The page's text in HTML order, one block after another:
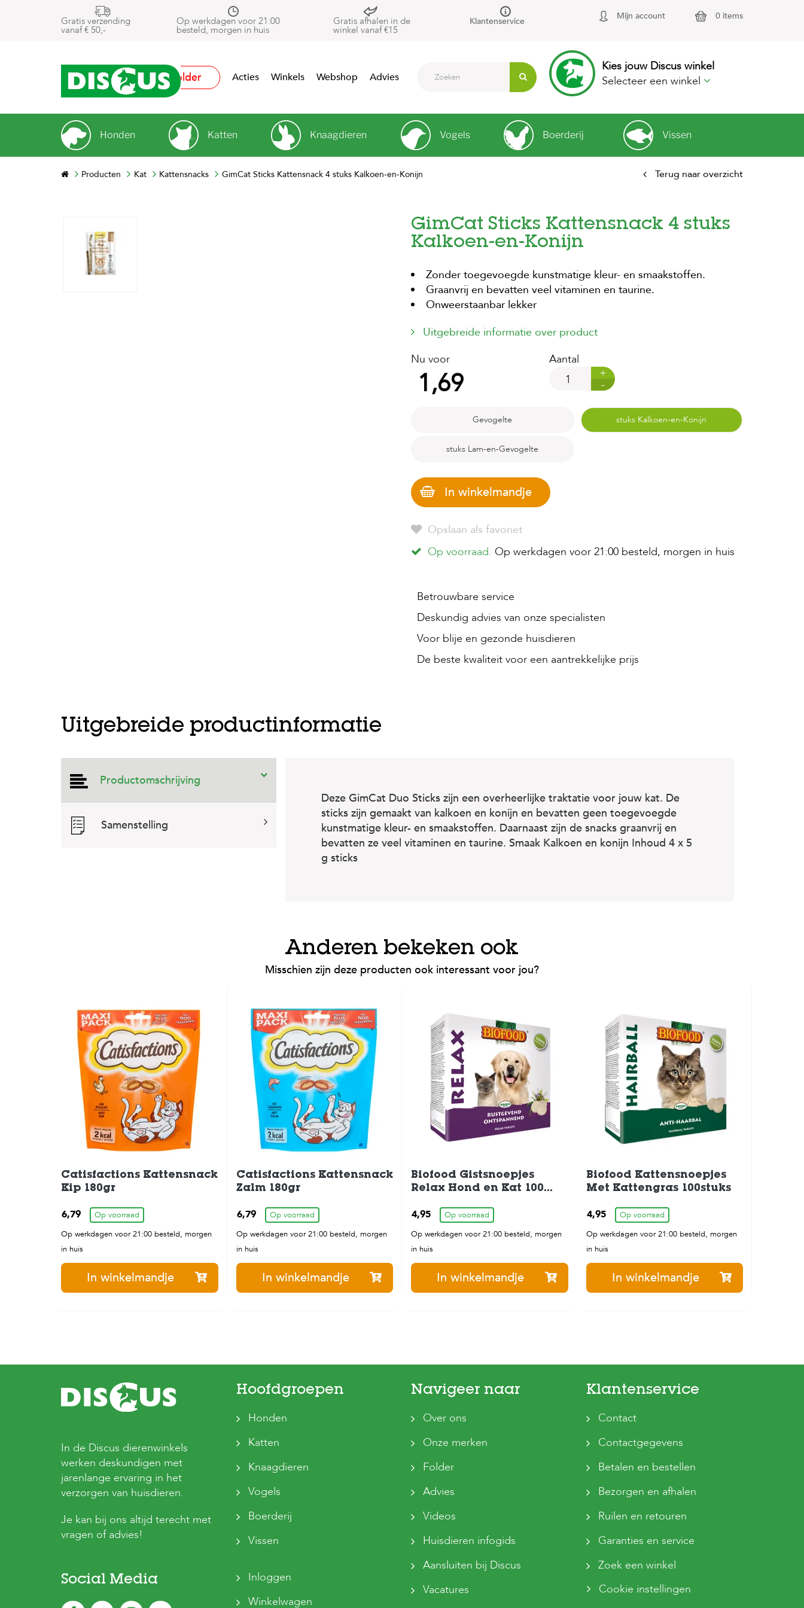
Gratis verzending
vanaf € 50,-
Op werkdagen voor 21:00
besteld, morgen in huis
Gratis afhalen in de
winkel vanaf €15
Klantenservice
Mijn account 0 items
Folder Acties Winkels Webshop Advies
Kies jouw Discus winkel
Selecteer een winkel
Honden Katten Knaagdieren Vogels Boerderij Vissen
Producten Kat Kattensnacks GimCat Sticks Kattensnack 4 stuks Kalkoen-en-Konijn Terug naar overzicht
GimCat Sticks Kattensnack 4 stuks
Kalkoen-en-Konijn
Zonder toegevoegde kunstmatige kleur- en smaakstoffen.
Graanvrij en bevatten veel vitaminen en taurine.
Onweerstaanbar lekker
Uitgebreide informatie over product
Nu voor
1,69
Aantal
+
-
Gevogelte stuks Kalkoen-en-Konijn
stuks Lam-en-Gevogelte
In winkelmandje
Opslaan als favoriet
Op voorraad. Op werkdagen voor 21:00 besteld, morgen in huis
Betrouwbare service
Deskundig advies van onze specialisten
Voor blije en gezonde huisdieren
De beste kwaliteit voor een aantrekkelijke prijs
Uitgebreide productinformatie
Productomschrijving
Samenstelling
Deze GimCat Duo Sticks zijn een overheerlijke traktatie voor jouw kat. De
sticks zijn gemaakt van kalkoen en konijn en bevatten geen toegevoegde
kunstmatige kleur- en smaakstoffen. Daarnaast zijn de snacks graanvrij en
bevatten ze veel vitaminen en taurine. Smaak Kalkoen en konijn Inhoud 4 x 5
g sticks
Anderen bekeken ook
Misschien zijn deze producten ook interessant voor jou?
Catisfactions Kattensnack
Kip 180gr
6,79
Op voorraad
Op werkdagen voor 21:00 besteld, morgen
in huis
In winkelmandje
Catisfactions Kattensnack
Zalm 180gr
6,79
Op voorraad
Op werkdagen voor 21:00 besteld, morgen
in huis
In winkelmandje
Biofood Gistsnoepjes
Relax Hond en Kat 100
4,95
Op voorraad
Op werkdagen voor 21:00 besteld, morgen
in huis
In winkelmandje
Biofood Kattensnoepjes
Met Kattengras 100stuks
4,95
Op voorraad
Op werkdagen voor 21:00 besteld, morgen
in huis
In winkelmandje
In de Discus dierenwinkels
werken deskundigen met
jarenlange ervaring in het
verzorgen van huisdieren.
Je kan bij ons altijd terecht met
vragen of advies!
Social Media
Hoofdgroepen
Honden
Katten
Knaagdieren
Vogels
Boerderij
Vissen
Inloggen
Winkelwagen
Navigeer naar
Over ons
Onze merken
Folder
Advies
Videos
Huisdieren infogids
Aansluiten bij Discus
Vacatures
Klantenservice
Contact
Contactgegevens
Betalen en bestellen
Bezorgen en afhalen
Ruilen en retouren
Garanties en service
Zoek een winkel
Cookie instellingen